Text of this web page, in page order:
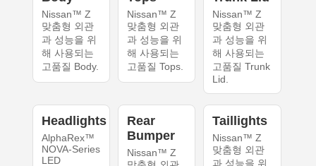
Nissan™ Z
맞춤형 외관
과 성능을 위
해 사용되는
고품질 Body.
Nissan™ Z
맞춤형 외관
과 성능을 위
해 사용되는
고품질 Tops.
Nissan™ Z
맞춤형 외관
과 성능을 위
해 사용되는
고품질 Trunk
Lid.
Headlights
AlphaRex™
NOVA-Series
LED
Rear
Bumper
Nissan™ Z
Taillights
Nissan™ Z
맞춤형 외관
과 성능을 위